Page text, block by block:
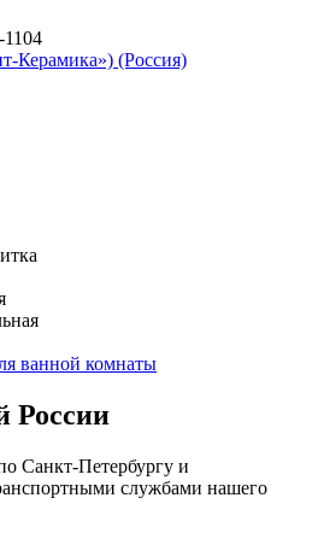
Керамика») (Россия)
ванной комнаты
России
Санкт-Петербургу и
службами нашего